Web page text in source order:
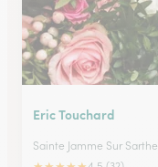
Eric Touchard
Sainte Jamme Sur Sarthe